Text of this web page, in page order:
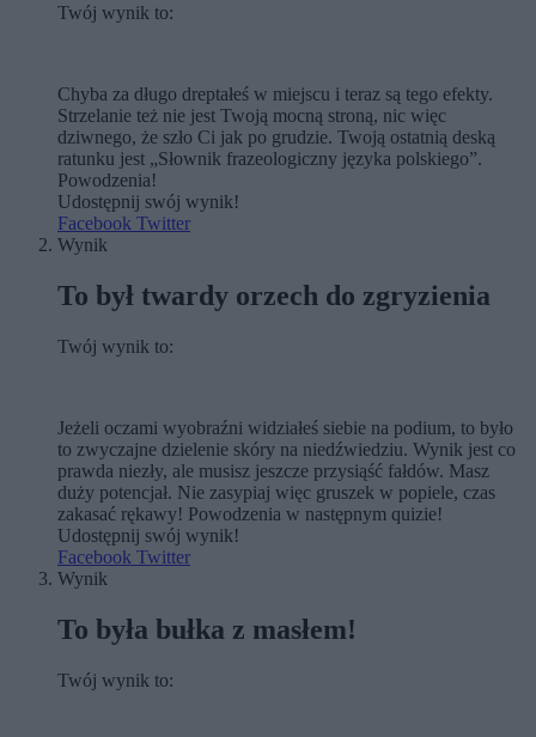
Twój wynik to:
Chyba za długo dreptałeś w miejscu i teraz są tego efekty.
Strzelanie też nie jest Twoją mocną stroną, nic więc
dziwnego, że szło Ci jak po grudzie. Twoją ostatnią deską
ratunku jest „Słownik frazeologiczny języka polskiego”.
Powodzenia!
Udostępnij swój wynik!
Facebook Twitter
Wynik
To był twardy orzech do zgryzienia
Twój wynik to:
Jeżeli oczami wyobraźni widziałeś siebie na podium, to było
to zwyczajne dzielenie skóry na niedźwiedziu. Wynik jest co
prawda niezły, ale musisz jeszcze przysiąść fałdów. Masz
duży potencjał. Nie zasypiaj więc gruszek w popiele, czas
zakasać rękawy! Powodzenia w następnym quizie!
Udostępnij swój wynik!
Facebook Twitter
Wynik
To była bułka z masłem!
Twój wynik to: